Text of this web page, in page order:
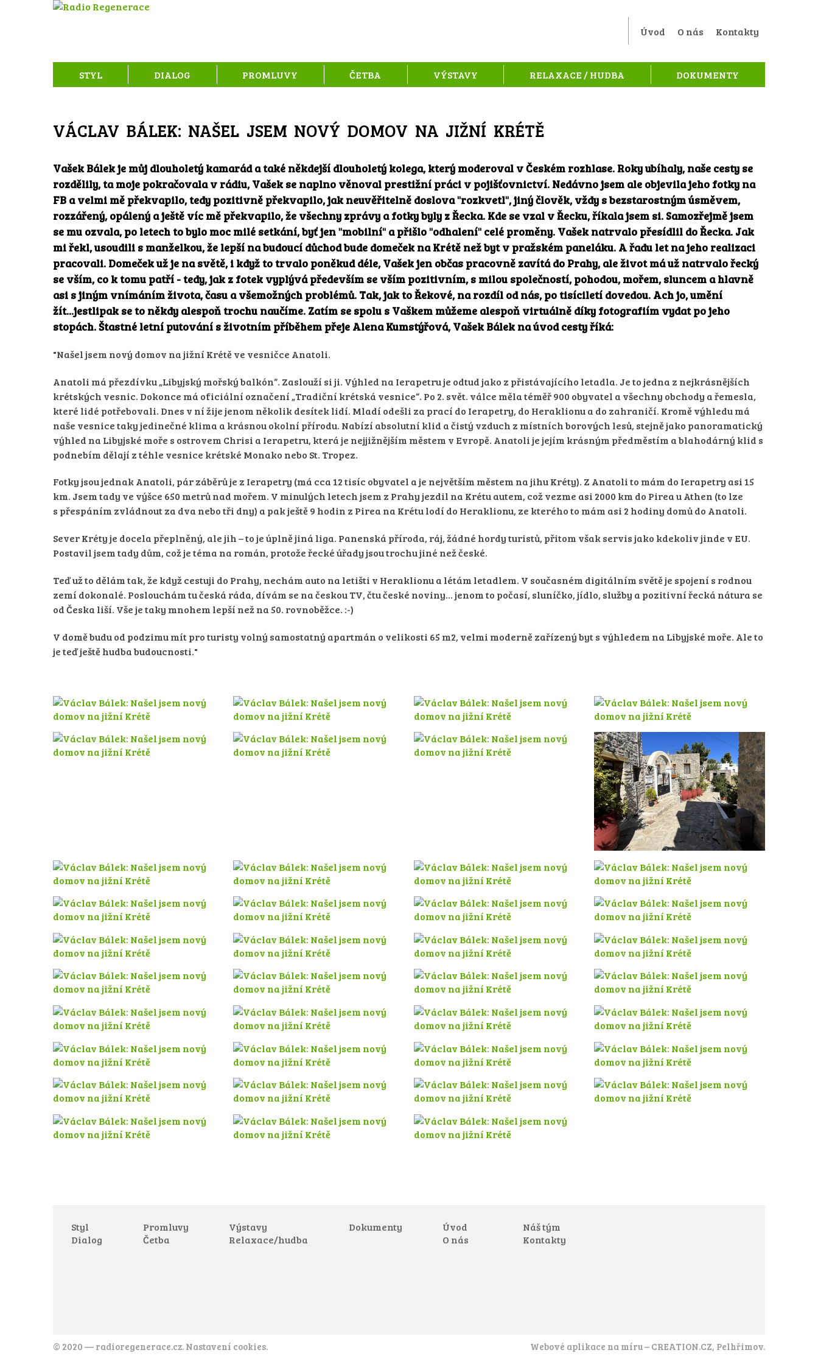
Úvod O nás Kontakty
STYL DIALOG PROMLUVY ČETBA VÝSTAVY RELAXACE / HUDBA DOKUMENTY
VÁCLAV BÁLEK: NAŠEL JSEM NOVÝ DOMOV NA JIŽNÍ KRÉTĚ
Vašek Bálek je můj dlouholetý kamarád a také někdejší dlouholetý kolega, který moderoval v Českém rozhlase. Roky ubíhaly, naše cesty se
rozdělily, ta moje pokračovala v rádiu, Vašek se naplno věnoval prestižní práci v pojišťovnictví. Nedávno jsem ale objevila jeho fotky na
FB a velmi mě překvapilo, tedy pozitivně překvapilo, jak neuvěřitelně doslova "rozkvetl", jiný člověk, vždy s bezstarostným úsměvem,
rozzářený, opálený a ještě víc mě překvapilo, že všechny zprávy a fotky byly z Řecka. Kde se vzal v Řecku, říkala jsem si. Samozřejmě jsem
se mu ozvala, po letech to bylo moc milé setkání, byť jen "mobilní" a přišlo "odhalení" celé proměny. Vašek natrvalo přesídlil do Řecka. Jak
mi řekl, usoudili s manželkou, že lepší na budoucí důchod bude domeček na Krétě než byt v pražském paneláku. A řadu let na jeho realizaci
pracovali. Domeček už je na světě, i když to trvalo poněkud déle, Vašek jen občas pracovně zavítá do Prahy, ale život má už natrvalo řecký
se vším, co k tomu patří - tedy, jak z fotek vyplývá především se vším pozitivním, s milou společností, pohodou, mořem, sluncem a hlavně
asi s jiným vnímáním života, času a všemožných problémů. Tak, jak to Řekové, na rozdíl od nás, po tisíciletí dovedou. Ach jo, umění
žít...jestlipak se to někdy alespoň trochu naučíme. Zatím se spolu s Vaškem můžeme alespoň virtuálně díky fotografiím vydat po jeho
stopách. Štastné letní putování s životním příběhem přeje Alena Kumstýřová, Vašek Bálek na úvod cesty říká:
"Našel jsem nový domov na jižní Krétě ve vesničce Anatoli.
Anatoli má přezdívku „Libyjský mořský balkón“. Zaslouží si ji. Výhled na Ierapetru je odtud jako z přistávajícího letadla. Je to jedna z nejkrásnějších
krétských vesnic. Dokonce má oficiální označení „Tradiční krétská vesnice“. Po 2. svět. válce měla téměř 900 obyvatel a všechny obchody a řemesla,
které lidé potřebovali. Dnes v ní žije jenom několik desítek lidí. Mladí odešli za prací do Ierapetry, do Heraklionu a do zahraničí. Kromě výhledu má
naše vesnice taky jedinečné klima a krásnou okolní přírodu. Nabízí absolutní klid a čistý vzduch z místních borových lesů, stejně jako panoramatický
výhled na Libyjské moře s ostrovem Chrisi a Ierapetru, která je nejjižnějším městem v Evropě. Anatoli je jejím krásným předměstím a blahodárný klid s
podnebím dělají z téhle vesnice krétské Monako nebo St. Tropez.
Fotky jsou jednak Anatoli, pár záběrů je z Ierapetry (má cca 12 tisíc obyvatel a je největším městem na jihu Kréty). Z Anatoli to mám do Ierapetry asi 15
km. Jsem tady ve výšce 650 metrů nad mořem. V minulých letech jsem z Prahy jezdil na Krétu autem, což vezme asi 2000 km do Pirea u Athen (to lze
s přespáním zvládnout za dva nebo tři dny) a pak ještě 9 hodin z Pirea na Krétu lodí do Heraklionu, ze kterého to mám asi 2 hodiny domů do Anatoli.
Sever Kréty je docela přeplněný, ale jih – to je úplně jiná liga. Panenská příroda, ráj, žádné hordy turistů, přitom však servis jako kdekoliv jinde v EU.
Postavil jsem tady dům, což je téma na román, protože řecké úřady jsou trochu jiné než české.
Teď už to dělám tak, že když cestuji do Prahy, nechám auto na letišti v Heraklionu a létám letadlem. V současném digitálním světě je spojení s rodnou
zemí dokonalé. Poslouchám tu česká ráda, dívám se na českou TV, čtu české noviny… jenom to počasí, sluníčko, jídlo, služby a pozitivní řecká nátura se
od Česka liší. Vše je taky mnohem lepší než na 50. rovnoběžce. :-)
V domě budu od podzimu mít pro turisty volný samostatný apartmán o velikosti 65 m2, velmi moderně zařízený byt s výhledem na Libyjské moře. Ale to
je teď ještě hudba budoucnosti."
Styl
Dialog
Promluvy
Četba
Výstavy
Relaxace/hudba
Dokumenty
Úvod
O nás
Náš tým
Kontakty
© 2020 — radioregenerace.cz. Nastavení cookies. Webové aplikace na míru– CREATION.CZ, Pelhřimov.